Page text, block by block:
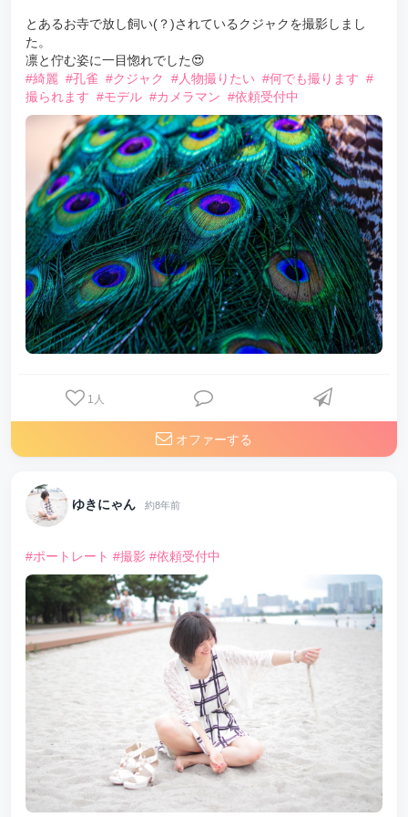
とあるお寺で放し飼い(？)されているクジャクを撮影しまし
た。
凛と佇む姿に一目惚れでした😍
#綺麗 #孔雀 #クジャク #人物撮りたい #何でも撮ります #
撮られます #モデル #カメラマン #依頼受付中
1 人
オファーする
ゆきにゃん 約8年前
#ポートレート #撮影 #依頼受付中